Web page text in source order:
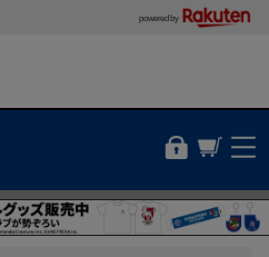
powered by